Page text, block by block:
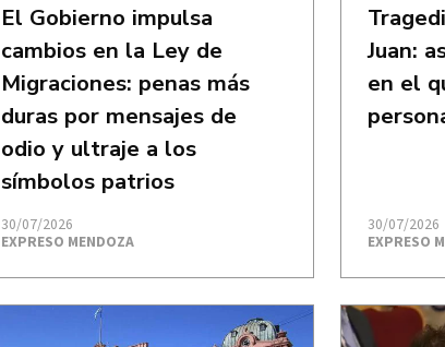
El Gobierno impulsa
cambios en la Ley de
Migraciones: penas más
duras por mensajes de
odio y ultraje a los
símbolos patrios
EXPRESO MENDOZA
30/07/2026
Juan:
en el
EXPRESO
30/07/2026